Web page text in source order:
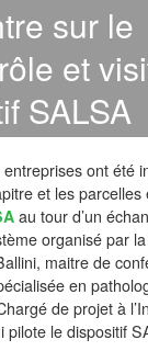
sur le
et
SALSA
ont été
et les parcelles
au tour d’un
organisé par
maitre de
en
de projet à
pilote le dispositif